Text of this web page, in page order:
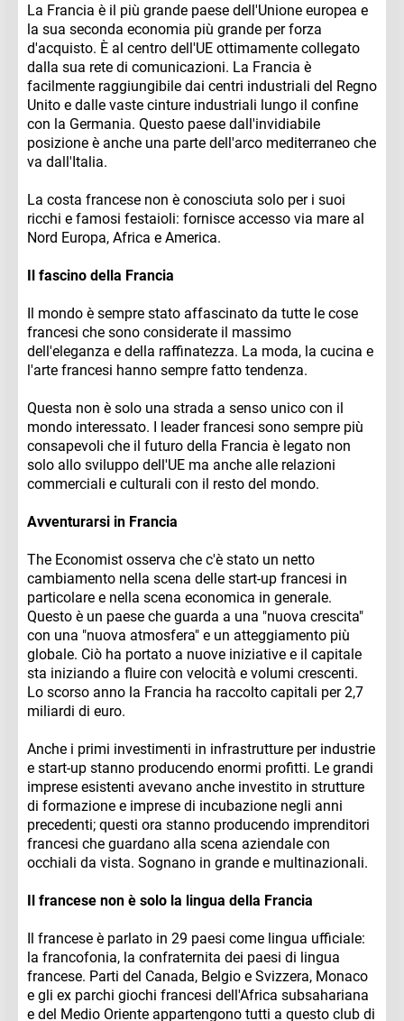
La Francia è il più grande paese dell'Unione europea e
la sua seconda economia più grande per forza
d'acquisto. È al centro dell'UE ottimamente collegato
dalla sua rete di comunicazioni. La Francia è
facilmente raggiungibile dai centri industriali del Regno
Unito e dalle vaste cinture industriali lungo il confine
con la Germania. Questo paese dall'invidiabile
posizione è anche una parte dell'arco mediterraneo che
va dall'Italia.
La costa francese non è conosciuta solo per i suoi
ricchi e famosi festaioli: fornisce accesso via mare al
Nord Europa, Africa e America.
Il fascino della Francia
Il mondo è sempre stato affascinato da tutte le cose
francesi che sono considerate il massimo
dell'eleganza e della raffinatezza. La moda, la cucina e
l'arte francesi hanno sempre fatto tendenza.
Questa non è solo una strada a senso unico con il
mondo interessato. I leader francesi sono sempre più
consapevoli che il futuro della Francia è legato non
solo allo sviluppo dell'UE ma anche alle relazioni
commerciali e culturali con il resto del mondo.
Avventurarsi in Francia
The Economist osserva che c'è stato un netto
cambiamento nella scena delle start-up francesi in
particolare e nella scena economica in generale.
Questo è un paese che guarda a una "nuova crescita"
con una "nuova atmosfera" e un atteggiamento più
globale. Ciò ha portato a nuove iniziative e il capitale
sta iniziando a fluire con velocità e volumi crescenti.
Lo scorso anno la Francia ha raccolto capitali per 2,7
miliardi di euro.
Anche i primi investimenti in infrastrutture per industrie
e start-up stanno producendo enormi profitti. Le grandi
imprese esistenti avevano anche investito in strutture
di formazione e imprese di incubazione negli anni
precedenti; questi ora stanno producendo imprenditori
francesi che guardano alla scena aziendale con
occhiali da vista. Sognano in grande e multinazionali.
Il francese non è solo la lingua della Francia
Il francese è parlato in 29 paesi come lingua ufficiale:
la francofonia, la confraternita dei paesi di lingua
francese. Parti del Canada, Belgio e Svizzera, Monaco
e gli ex parchi giochi francesi dell'Africa subsahariana
e del Medio Oriente appartengono tutti a questo club di